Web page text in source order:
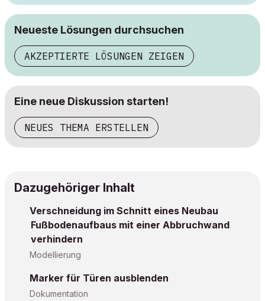
Neueste Lösungen durchsuchen
AKZEPTIERTE LÖSUNGEN ZEIGEN
Eine neue Diskussion starten!
NEUES THEMA ERSTELLEN
Dazugehöriger Inhalt
Verschneidung im Schnitt eines Neubau
Fußbodenaufbaus mit einer Abbruchwand
verhindern
Modellierung
Marker für Türen ausblenden
Dokumentation